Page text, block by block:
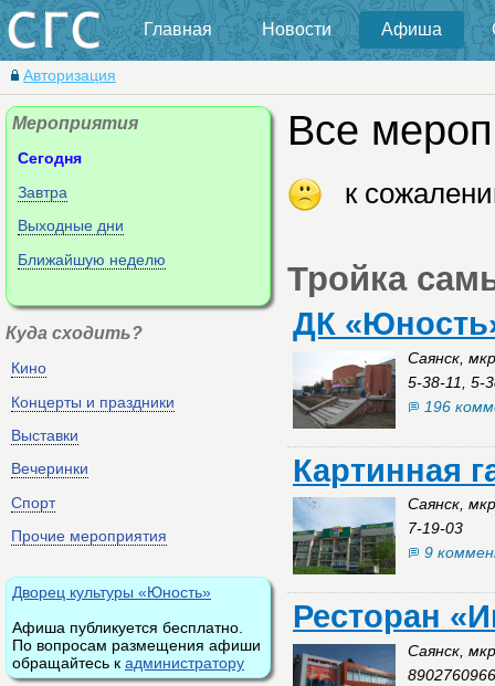
Главная Новости Афиша
Авторизация
Мероприятия
Сегодня
Завтра
Выходные дни
Ближайшую неделю
Куда сходить?
Кино
Концерты и праздники
Выставки
Вечеринки
Спорт
Прочие мероприятия
Дворец культуры «Юность»
Афиша публикуется бесплатно.
По вопросам размещения афиши
обращайтесь к администратору
Все
к
Тройка
ДК
Саянск,
5-38-11, 5-
196
Картинная
Саянск,
7-19-03
9
Ресторан
Саянск,